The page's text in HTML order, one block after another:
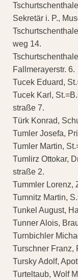
Sekretär i. P.,
weg 14.
Fallmerayerstr. 6.
Tucek Eduard,
Tucek Karl,
straße 7.
Türk Konrad,
Tumler Josefa,
Tumler Martin,
Tumlirz Ottokar,
straße 2.
Tummler Lorenz,
Tumnitz Martin,
Tunkel August,
Tunner Alois,
Turnbichler
Turschner Franz,
Tursky Adolf,
Turteltaub, Wolf